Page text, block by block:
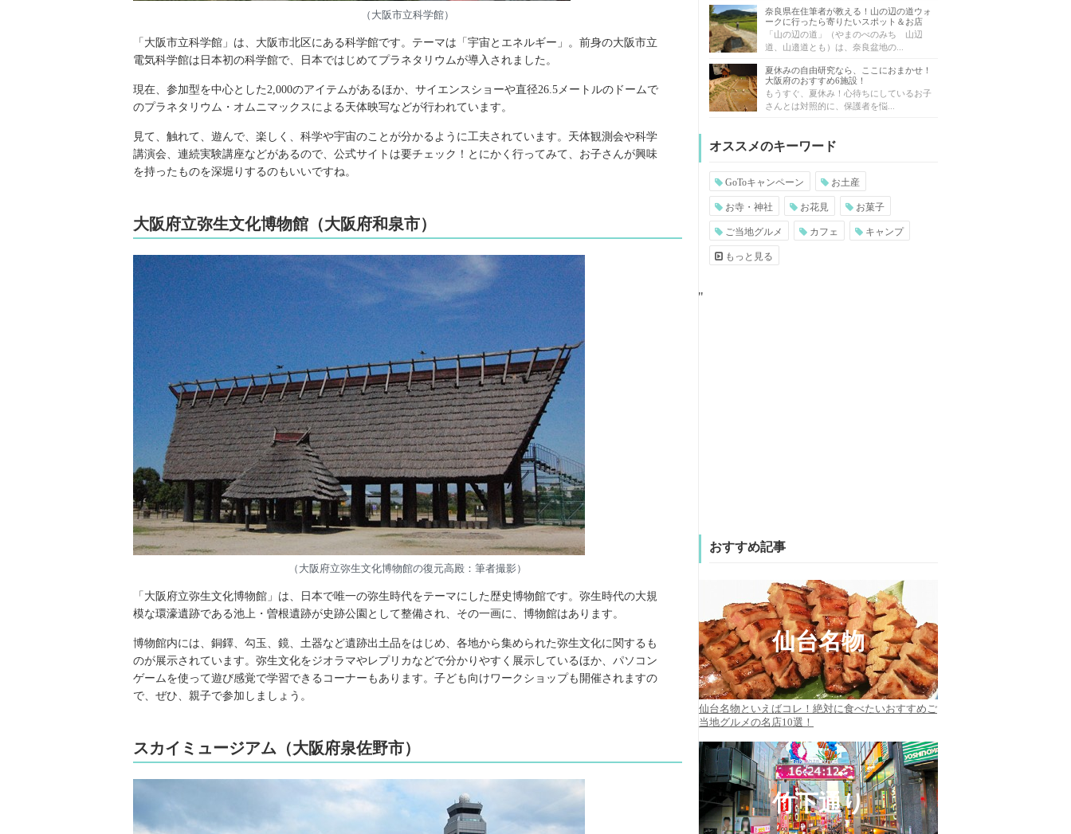
（大阪市立科学館）
「大阪市立科学館」は、大阪市北区にある科学館です。テーマは「宇宙とエネルギー」。前身の大阪市立
電気科学館は日本初の科学館で、日本ではじめてプラネタリウムが導入されました。
現在、参加型を中心とした2,000のアイテムがあるほか、サイエンスショーや直径26.5メートルのドームで
のプラネタリウム・オムニマックスによる天体映写などが行われています。
見て、触れて、遊んで、楽しく、科学や宇宙のことが分かるように工夫されています。天体観測会や科学
講演会、連続実験講座などがあるので、公式サイトは要チェック！とにかく行ってみて、お子さんが興味
を持ったものを深堀りするのもいいですね。
大阪府立弥生文化博物館（大阪府和泉市）
（大阪府立弥生文化博物館の復元高殿：筆者撮影）
「大阪府立弥生文化博物館」は、日本で唯一の弥生時代をテーマにした歴史博物館です。弥生時代の大規
模な環濠遺跡である池上・曽根遺跡が史跡公園として整備され、その一画に、博物館はあります。
博物館内には、銅鐸、勾玉、鏡、土器など遺跡出土品をはじめ、各地から集められた弥生文化に関するも
のが展示されています。弥生文化をジオラマやレプリカなどで分かりやすく展示しているほか、パソコン
ゲームを使って遊び感覚で学習できるコーナーもあります。子ども向けワークショップも開催されますの
で、ぜひ、親子で参加しましょう。
スカイミュージアム（大阪府泉佐野市）
奈良県在住筆者が教える！山の辺の道ウォ
ークに行ったら寄りたいスポット＆お店
「山の辺の道」（やまのべのみち 山辺
道、山邉道とも）は、奈良盆地の...
夏休みの自由研究なら、ここにおまかせ！
大阪府のおすすめ6施設！
もうすぐ、夏休み！心待ちにしているお子
さんとは対照的に、保護者を悩...
オススメのキーワード
GoToキャンペーン お土産
お寺・神社 お花見 お菓子
ご当地グルメ カフェ キャンプ
もっと見る
"
おすすめ記事
仙台名物
仙台名物といえばコレ！絶対に食べたいおすすめご
当地グルメの名店10選！
竹下通り